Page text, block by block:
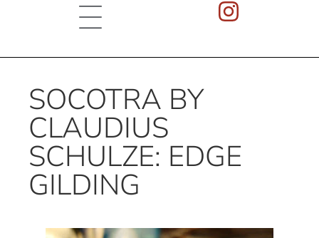
SOCOTRA BY
CLAUDIUS
SCHULZE: EDGE
GILDING